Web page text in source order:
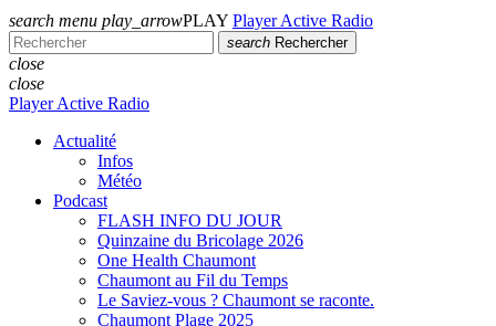
search menu play_arrowPLAY Player Active Radio
search Rechercher
close
close
Player Active Radio
Actualité
Infos
Météo
Podcast
FLASH INFO DU JOUR
Quinzaine du Bricolage 2026
One Health Chaumont
Chaumont au Fil du Temps
Le Saviez-vous ? Chaumont se raconte.
Chaumont Plage 2025